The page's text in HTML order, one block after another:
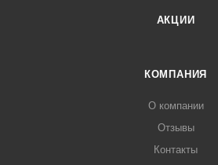
АКЦИИ
КОМПАНИЯ
О компании
Отзывы
Контакты